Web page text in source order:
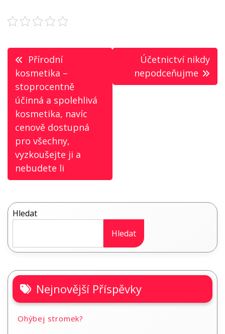
Navigace
pro
příspěvek
Přírodní
kosmetika –
stoprocentně
účinná a spolehlivá
kosmetika, navíc
cenově dostupná
pro všechny,
vyzkoušejte ji a
nebudete li
Účetnictví nikdy
nepodceňujme
Hledat
Hledat
Nejnovější Příspěvky
Ohýbej stromek?